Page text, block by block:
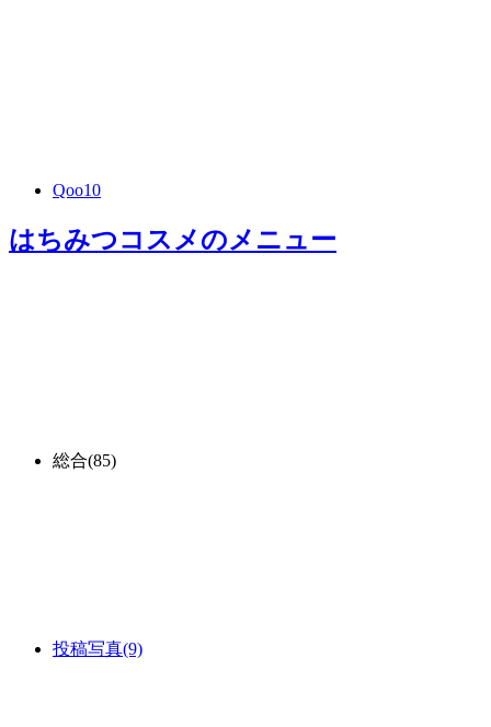
Qoo10
はちみつコスメのメニュー
総合(85)
投稿写真(9)